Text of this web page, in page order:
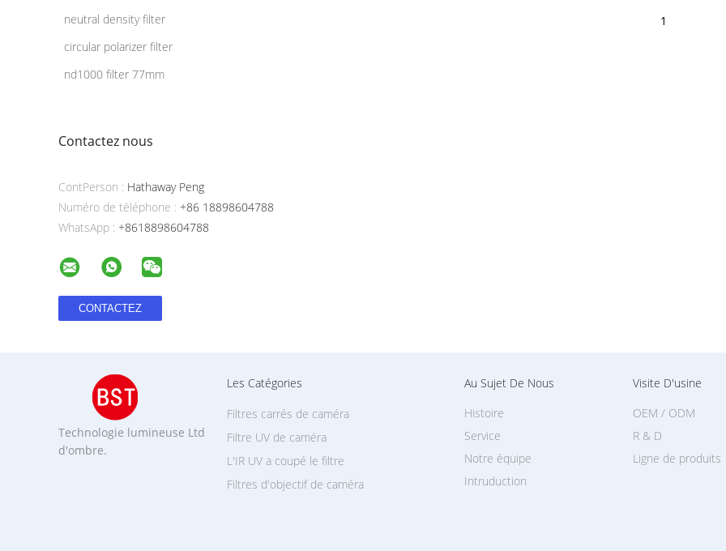
neutral density filter
circular polarizer filter
nd1000 filter 77mm
Contactez nous
ContPerson : Hathaway Peng
Numéro de téléphone : +86 18898604788
WhatsApp : +8618898604788
1
Technologie lumineuse Ltd
d'ombre.
Les Catégories
Filtres d'objectif de caméra
Filtres carrés de caméra
Filtre UV de caméra
L'IR UV a coupé le filtre
Au Sujet De Nous
Intruduction
Histoire
Service
Notre équipe
Visite D'usine
Ligne de produits
OEM / ODM
R & D